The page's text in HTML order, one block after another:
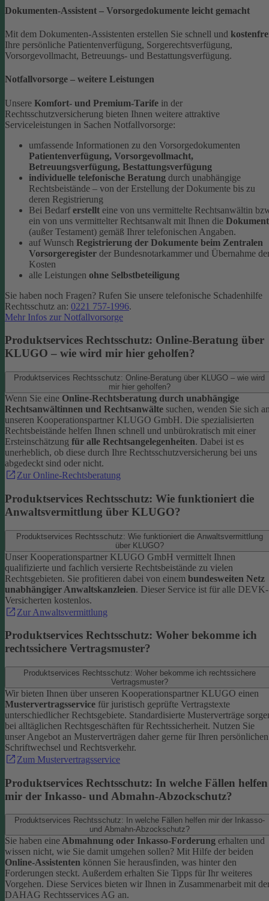
Dokumenten-Assistent – Vorsorgedokumente leicht gemacht
Mit dem Dokumenten-Assistenten erstellen Sie schnell und
Ihre persönliche Patientenverfügung, Sorgerechtsverfügung,
Vorsorgevollmacht, Betreuungs- und Bestattungsverfügung.
Notfallvorsorge – weitere Leistungen
Unsere Komfort- und Premium-Tarife in der
Rechtsschutzversicherung bieten Ihnen weitere attraktive
Serviceleistungen in Sachen Notfallvorsorge:
umfassende Informationen zu den Vorsorgedokumenten
Patientenverfügung, Vorsorgevollmacht,
Betreuungsverfügung, Bestattungsverfügung
individuelle telefonische Beratung durch unabhängige
Rechtsbeistände – von der Erstellung der Dokumente bis zu
deren Registrierung
Bei Bedarf erstellt eine von uns vermittelte Rechtsanwältin
ein von uns vermittelter Rechtsanwalt mit Ihnen die
(außer Testament) gemäß Ihrer telefonischen Angaben.
auf Wunsch Registrierung der Dokumente beim Zentralen
Vorsorgeregister der Bundesnotarkammer und Übernahme
Kosten
alle Leistungen ohne Selbstbeteiligung
Sie haben noch Fragen? Rufen Sie unsere telefonische Schadenhilfe
Rechtsschutz an: 0221 757-1996.
Mehr Infos zur Notfallvorsorge
Produktservices Rechtsschutz: Online-Beratung über
KLUGO – wie wird mir hier geholfen?
Produktservices Rechtsschutz: Online-Beratung über KLUGO – wie wird
mir hier geholfen?
Wenn Sie eine Online-Rechtsberatung durch unabhängige
Rechtsanwältinnen und Rechtsanwälte suchen, wenden Sie sich
unseren Kooperationspartner KLUGO GmbH. Die spezialisierten
Rechtsbeistände helfen Ihnen schnell und unbürokratisch mit einer
Ersteinschätzung für alle Rechtsangelegenheiten. Dabei ist es
unerheblich, ob diese durch Ihre Rechtsschutzversicherung bei uns
abgedeckt sind oder nicht.
Zur Online-Rechtsberatung
Produktservices Rechtsschutz: Wie funktioniert die
Anwaltsvermittlung über KLUGO?
Produktservices Rechtsschutz: Wie funktioniert die Anwaltsvermittlung
über KLUGO?
Unser Kooperationspartner KLUGO GmbH vermittelt Ihnen
qualifizierte und fachlich versierte Rechtsbeistände zu vielen
Rechtsgebieten. Sie profitieren dabei von einem bundesweiten Netz
unabhängiger Anwaltskanzleien. Dieser Service ist für alle DEVK-
Versicherten kostenlos.
Zur Anwaltsvermittlung
Produktservices Rechtsschutz: Woher bekomme ich
rechtssichere Vertragsmuster?
Produktservices Rechtsschutz: Woher bekomme ich rechtssichere
Vertragsmuster?
Wir bieten Ihnen über unseren Kooperationspartner KLUGO einen
Mustervertragsservice für juristisch geprüfte Vertragstexte
unterschiedlicher Rechtsgebiete. Standardisierte Musterverträge
bei alltäglichen Rechtsgeschäften für Rechtssicherheit. Nutzen Sie
unser Angebot an Musterverträgen daher gerne für Ihren persönlichen
Schriftwechsel und Rechtsverkehr.
Zum Mustervertragsservice
Produktservices Rechtsschutz: In welche Fällen helfen
mir der Inkasso- und Abmahn-Abzockschutz?
Produktservices Rechtsschutz: In welche Fällen helfen mir der Inkasso-
und Abmahn-Abzockschutz?
Sie haben eineAbmahnung oder Inkasso-Forderung erhalten und
wissen nicht, wie Sie damit umgehen sollen? Mit Hilfe der beiden
Online-Assistenten können Sie herausfinden, was hinter den
Forderungen steckt. Außerdem erhalten Sie Tipps für Ihr weiteres
Vorgehen. Diese Services bieten wir Ihnen in Zusammenarbeit mit
DAHAG Rechtsservices AG an.